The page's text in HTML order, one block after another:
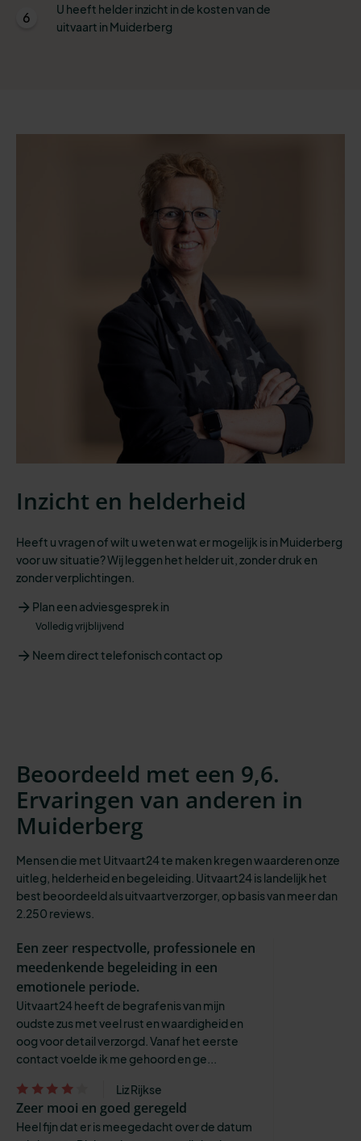
6
U heeft helder inzicht in de kosten van de
uitvaart in Muiderberg
Inzicht en helderheid
Heeft u vragen of wilt u weten wat er mogelijk is in Muiderberg
voor uw situatie? Wij leggen het helder uit, zonder druk en
zonder verplichtingen.
Plan een adviesgesprek in
Volledig vrijblijvend
Neem direct telefonisch contact op
Beoordeeld met een 9,6.
Ervaringen van anderen in
Muiderberg
Mensen die met Uitvaart24 te maken kregen waarderen onze
uitleg, helderheid en begeleiding. Uitvaart24 is landelijk het
best beoordeeld als uitvaartverzorger, op basis van meer dan
2.250 reviews.
Een zeer respectvolle, professionele en
meedenkende begeleiding in een
emotionele periode.
Uitvaart24 heeft de begrafenis van mijn
oudste zus met veel rust en waardigheid en
oog voor detail verzorgd. Vanaf het eerste
contact voelde ik me gehoord en ge...
Liz Rijkse
Zeer mooi en goed geregeld
Heel fijn dat er is meegedacht over de datum